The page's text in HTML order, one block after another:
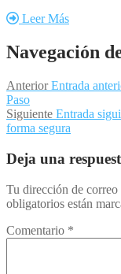
Leer Más
Navegación
Anterior Entrada
Paso
Siguiente Entrada
forma segura
Deja una
Tu dirección de
obligatorios están
Comentario *